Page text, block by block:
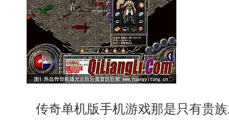
传奇单机版手机游戏那是只有贵